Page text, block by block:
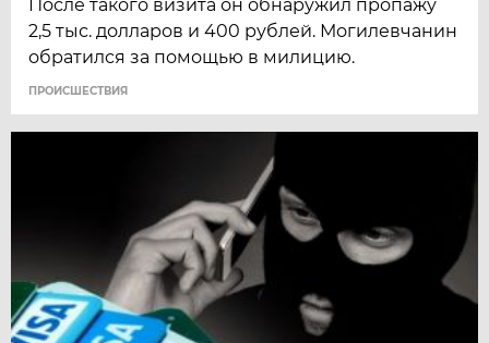
После такого визита он обнаружил пропажу
2,5 тыс. долларов и 400 рублей. Могилевчанин
обратился за помощью в милицию.
ПРОИСШЕСТВИЯ